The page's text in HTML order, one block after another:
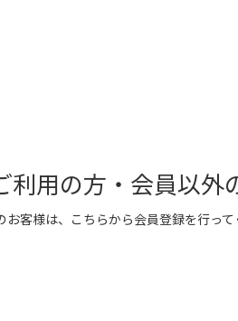
利用の方・会員以外
お客様は、こちらから会員登録を行って